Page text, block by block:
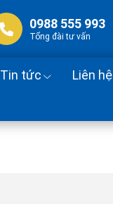
0988 555 993
Tổng đài tư vấn
Tin tức Liên hệ